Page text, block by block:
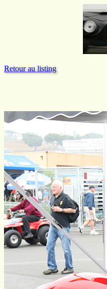
Retour au listing